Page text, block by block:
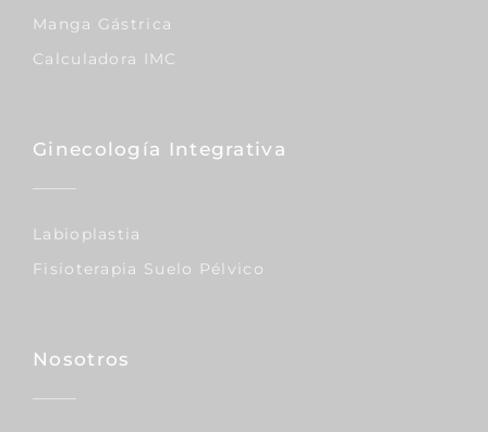
Manga Gástrica
Calculadora IMC
Ginecología Integrativa
Labioplastia
Fisioterapia Suelo Pélvico
Nosotros